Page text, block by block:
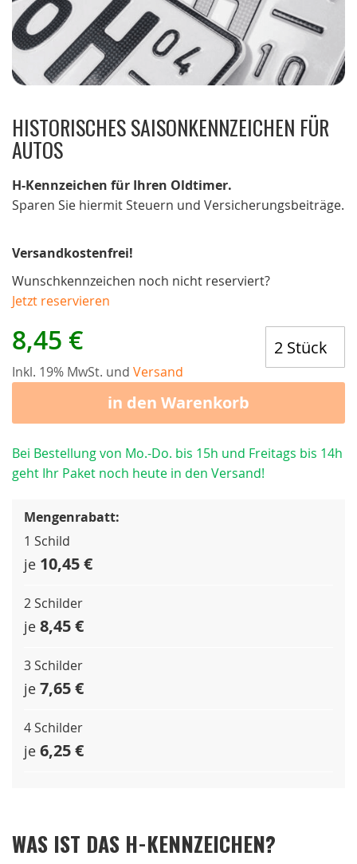
HISTORISCHES SAISONKENNZEICHEN FÜR
AUTOS
H-Kennzeichen für Ihren Oldtimer.
Sparen Sie hiermit Steuern und Versicherungsbeiträge.
Versandkostenfrei!
Wunschkennzeichen noch nicht reserviert?
Jetzt reservieren
8,45 €
Inkl. 19% MwSt. und Versand
in den Warenkorb
Bei Bestellung von Mo.-Do. bis 15h und Freitags bis 14h
geht Ihr Paket noch heute in den Versand!
Mengenrabatt:
1 Schild
je 10,45 €
2 Schilder
je 8,45 €
3 Schilder
je 7,65 €
4 Schilder
je 6,25 €
WAS IST DAS H-KENNZEICHEN?